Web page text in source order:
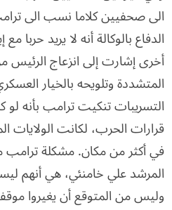
الى صحفيين كلاما نسب الى
الدفاع بالوكالة أنه لا يريد حربا
أخرى إشارت إلى انزعاج
المتشددة وتلويحه بالخيار
التسريبات تنكيت ترامب بأنه لو
قرارات الحرب، لكانت الولايات
في أكثر من مكان. مشكلة ترامب
المرشد علي خامنئي، هي أنهم
وليس من المتوقع أن يغيروا